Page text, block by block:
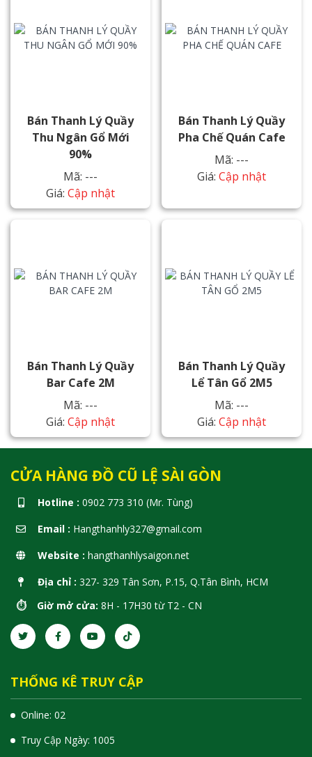
Bán Thanh Lý Quầy
Thu Ngân Gổ Mới
90%
Mã: ---
Giá: Cập nhật
Bán Thanh Lý Quầy
Pha Chế Quán Cafe
Mã: ---
Giá: Cập nhật
Bán Thanh Lý Quầy
Bar Cafe 2M
Mã: ---
Giá: Cập nhật
Bán Thanh Lý Quầy
Lể Tân Gổ 2M5
Mã: ---
Giá: Cập nhật
CỬA HÀNG ĐỒ CŨ LỆ SÀI GÒN
Hotline : 0902 773 310 (Mr. Tùng)
Email : Hangthanhly327@gmail.com
Website : hangthanhlysaigon.net
Địa chỉ : 327- 329 Tân Sơn, P.15, Q.Tân Bình, HCM
⏱️ Giờ mở cửa: 8H - 17H30 từ T2 - CN
THỐNG KÊ TRUY CẬP
Online: 02
Truy Cập Ngày: 1005